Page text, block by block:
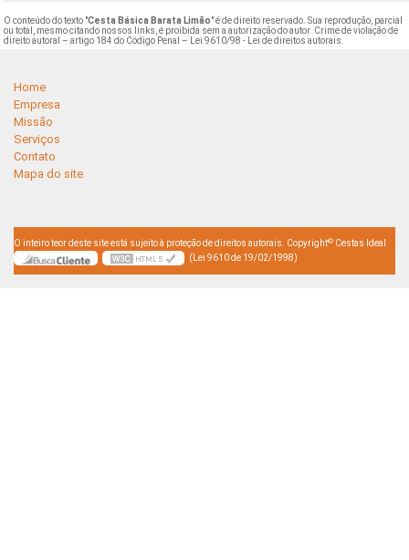
O conteúdo do texto "Cesta Básica Barata Limão" é de direito reservado. Sua reprodução, parcial
ou total, mesmo citando nossos links, é proibida sem a autorização do autor. Crime de violação de
direito autoral – artigo 184 do Código Penal –
Lei 9610/98 - Lei de direitos autorais
Home
Empresa
Missão
Serviços
Contato
Mapa do site
O inteiro teor deste site está sujeito à proteção de direitos autorais. Copyright© Cestas Ideal
(Lei 9610 de 19/02/1998)